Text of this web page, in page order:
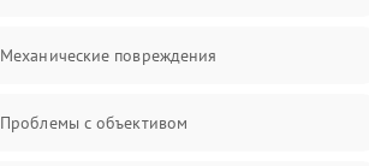
Механические повреждения
Проблемы с объективом